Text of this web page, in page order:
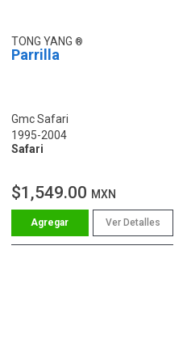
TONG YANG
Parrilla
Gmc Safari
1995-2004
Safari
$1,549.00 MXN
Ver Detalles